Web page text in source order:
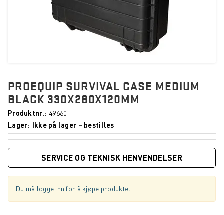
PROEQUIP SURVIVAL CASE MEDIUM
BLACK 330X280X120MM
Produktnr.
49660
Lager
Ikke på lager – bestilles
SERVICE OG TEKNISK HENVENDELSER
Du må logge inn for å kjøpe produktet.